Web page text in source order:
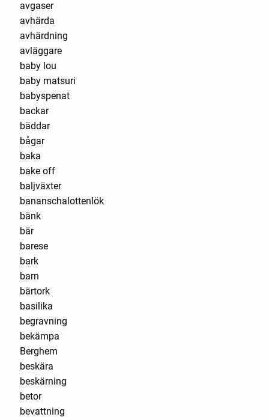
avgaser
avhärda
avhärdning
avläggare
baby lou
baby matsuri
babyspenat
backar
bäddar
bågar
baka
bake off
baljväxter
bananschalottenlök
bänk
bär
barese
bark
barn
bärtork
basilika
begravning
bekämpa
Berghem
beskära
beskärning
betor
bevattning